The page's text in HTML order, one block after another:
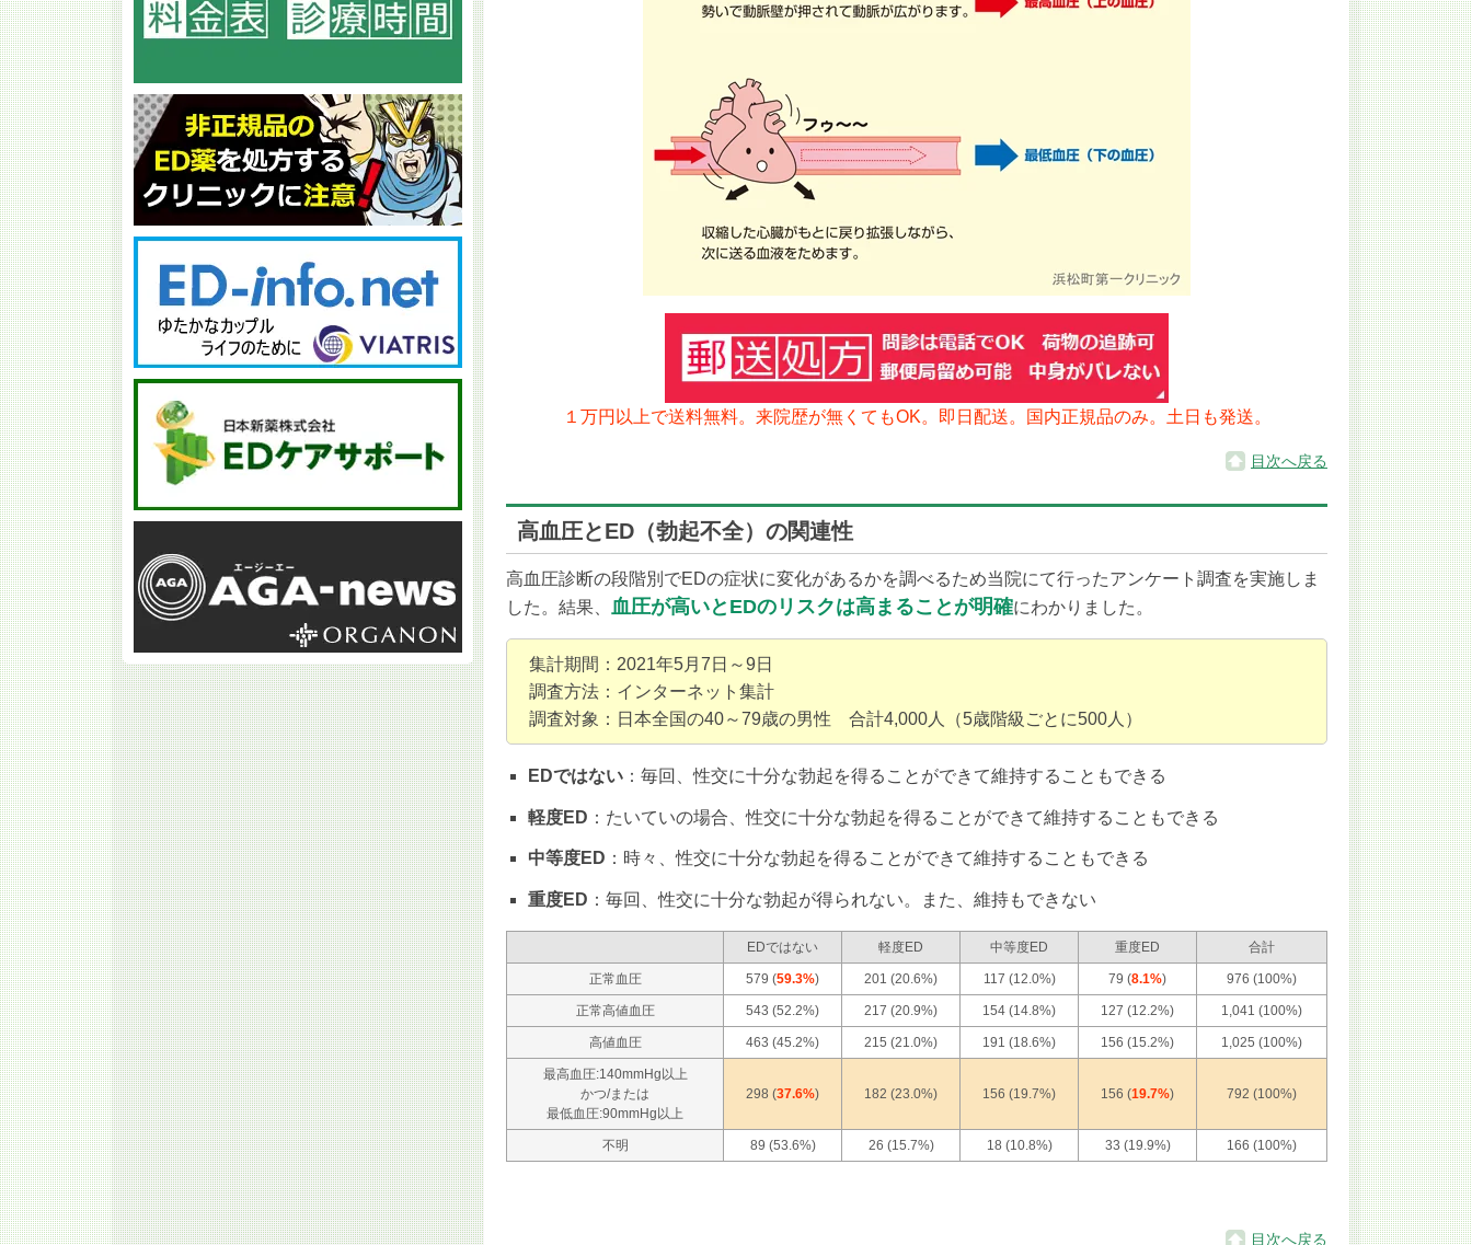
１万円以上で送料無料。来院歴が無くてもOK。 即日配送。国内正規品のみ。土日も発送。
目次へ戻る
高血圧とED（勃起不全）の関連性
高血圧診断の段階別でEDの症状に変化があるかを調べるため当院にて行ったアンケート調査を実施しま
した。結果、
血圧が高いとEDのリスクは高まることが明確にわかりました。
集計期間：2021年5月7日～9日
調査方法：インターネット集計
調査対象：日本全国の40～79歳の男性 合計4,000人（5歳階級ごとに500人）
EDではない ：毎回、性交に十分な勃起を得ることができて維持することもできる
軽度ED ：たいていの場合、性交に十分な勃起を得ることができて維持することもできる
中等度ED ：時々、性交に十分な勃起を得ることができて維持することもできる
重度ED ：毎回、性交に十分な勃起が得られない。また、維持もできない
EDではない 軽度ED 中等度ED 重度ED 合計
正常血圧 579 (59.3%) 201 (20.6%) 117 (12.0%) 79 (8.1%) 976 (100%)
正常高値血圧 543 (52.2%) 217 (20.9%) 154 (14.8%) 127 (12.2%) 1,041 (100%)
高値血圧 463 (45.2%) 215 (21.0%) 191 (18.6%) 156 (15.2%) 1,025 (100%)
最高血圧:140mmHg以上
かつ/または
最低血圧:90mmHg以上
298 (37.6%) 182 (23.0%) 156 (19.7%) 156 (19.7%) 792 (100%)
不明 89 (53.6%) 26 (15.7%) 18 (10.8%) 33 (19.9%) 166 (100%)
目次へ戻る